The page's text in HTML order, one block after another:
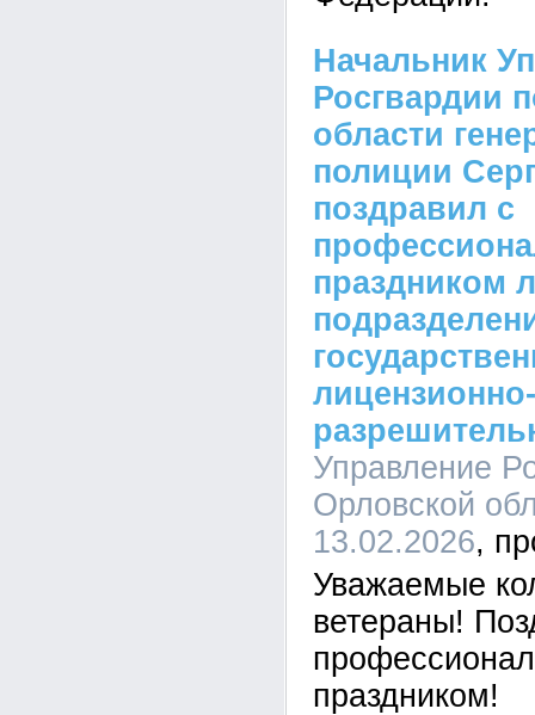
Начальник
Росгвардии
области
полиции
поздравил c
праздником
лицензионно-
Управление
Орловской
13.02.2026
Уважаемые
ветераны!
праздником!